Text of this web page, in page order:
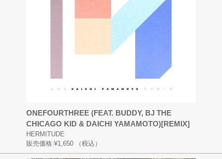
ONEFOURTHREE (FEAT. BUDDY, BJ THE
CHICAGO KID & DAICHI YAMAMOTO)[REMIX]
HERMITUDE
販売価格:¥1,650 （税込）